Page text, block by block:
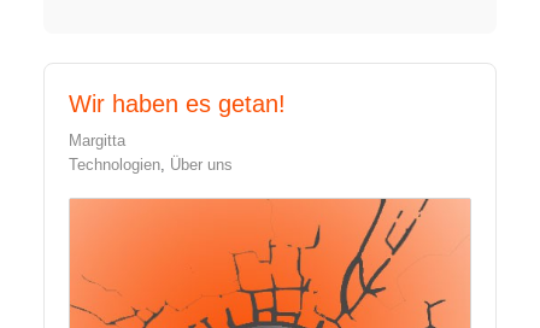
Wir haben es getan!
Margitta
Technologien Über uns